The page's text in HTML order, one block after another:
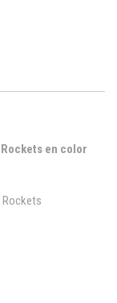
en color
Rockets